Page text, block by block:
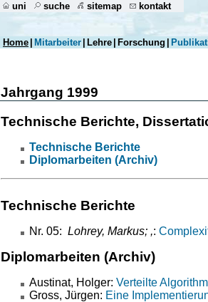
uni suche sitemap kontakt
Home Mitarbeiter Lehre Forschung
Jahrgang 1999
Technische Berichte,
Technische Berichte
Diplomarbeiten (Archiv)
Technische Berichte
Nr. 05: Lohrey, Markus; ,:
Diplomarbeiten (Archiv)
Austinat, Holger: Verteilte
Gross, Jürgen: Eine